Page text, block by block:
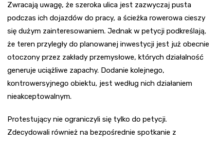
Zwracają uwagę, że szeroka ulica jest zazwyczaj pusta
podczas ich dojazdów do pracy, a ścieżka rowerowa cieszy
się dużym zainteresowaniem. Jednak w petycji podkreślają,
że teren przyległy do planowanej inwestycji jest już obecnie
otoczony przez zakłady przemysłowe, których działalność
generuje uciążliwe zapachy. Dodanie kolejnego,
kontrowersyjnego obiektu, jest według nich działaniem
nieakceptowalnym.
Protestujący nie ograniczyli się tylko do petycji.
Zdecydowali również na bezpośrednie spotkanie z